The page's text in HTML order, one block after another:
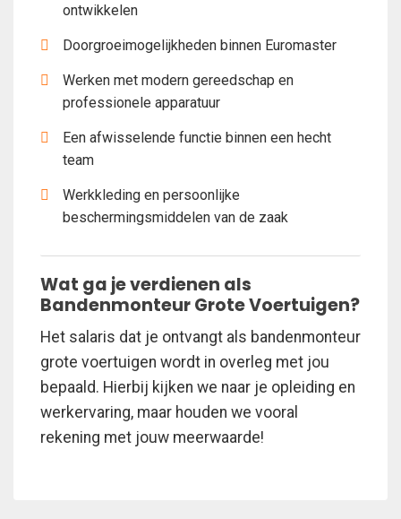
ontwikkelen
Doorgroeimogelijkheden binnen Euromaster
Werken met modern gereedschap en
professionele apparatuur
Een afwisselende functie binnen een hecht
team
Werkkleding en persoonlijke
beschermingsmiddelen van de zaak
Wat ga je verdienen als
Bandenmonteur Grote Voertuigen?
Het salaris dat je ontvangt als bandenmonteur
grote voertuigen wordt in overleg met jou
bepaald. Hierbij kijken we naar je opleiding en
werkervaring, maar houden we vooral
rekening met jouw meerwaarde!